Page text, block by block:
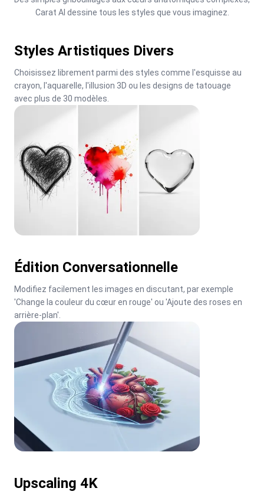
Carat AI dessine tous les styles que vous imaginez.
Styles Artistiques Divers
Choisissez librement parmi des styles comme l'esquisse au
crayon, l'aquarelle, l'illusion 3D ou les designs de tatouage
avec plus de 30 modèles.
Édition Conversationnelle
Modifiez facilement les images en discutant, par exemple
'Change la couleur du cœur en rouge' ou 'Ajoute des roses en
arrière-plan'.
Upscaling 4K